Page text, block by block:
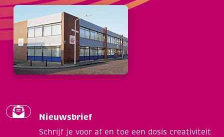
Nieuwsbrief
Schrijf je voor af en toe een dosis creativiteit